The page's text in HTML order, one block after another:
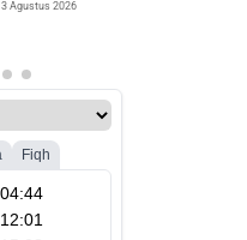
3 Agustus 2026